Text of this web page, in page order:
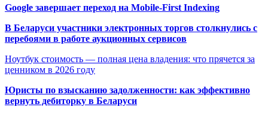
Google завершает переход на Mobile-First Indexing
В Беларуси участники электронных торгов столкнулись с
перебоями в работе аукционных сервисов
Ноутбук стоимость — полная цена владения: что прячется за
ценником в 2026 году
Юристы по взысканию задолженности: как эффективно
вернуть дебиторку в Беларуси